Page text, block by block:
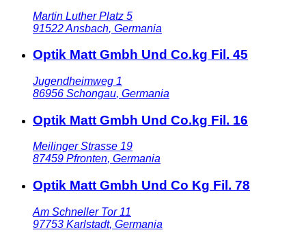
Martin Luther Platz 5
91522Ansbach, Germania
Optik Matt Gmbh Und Co.kg Fil. 45
Jugendheimweg 1
86956 Schongau, Germania
Optik Matt Gmbh Und Co.kg Fil. 16
Meilinger Strasse 19
87459 Pfronten, Germania
Optik Matt Gmbh Und Co Kg Fil. 78
Am Schneller Tor 11
97753 Karlstadt, Germania